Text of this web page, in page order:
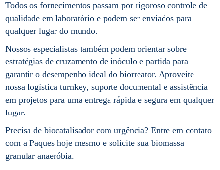
Todos os fornecimentos passam por rigoroso controle de
qualidade em laboratório e podem ser enviados para
qualquer lugar do mundo.
Nossos especialistas também podem orientar sobre
estratégias de cruzamento de inóculo e partida para
garantir o desempenho ideal do biorreator. Aproveite
nossa logística turnkey, suporte documental e assistência
em projetos para uma entrega rápida e segura em qualquer
lugar.
Precisa de biocatalisador com urgência? Entre em contato
com a Paques hoje mesmo e solicite sua biomassa
granular anaeróbia.